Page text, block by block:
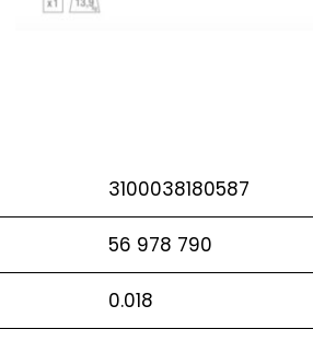
3100038180587
56 978 790
0.018